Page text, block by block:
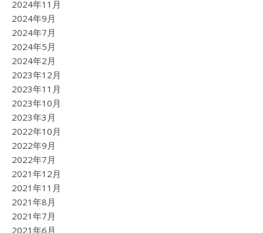
2024年11月
2024年9月
2024年7月
2024年5月
2024年2月
2023年12月
2023年11月
2023年10月
2023年3月
2022年10月
2022年9月
2022年7月
2021年12月
2021年11月
2021年8月
2021年7月
2021年6月